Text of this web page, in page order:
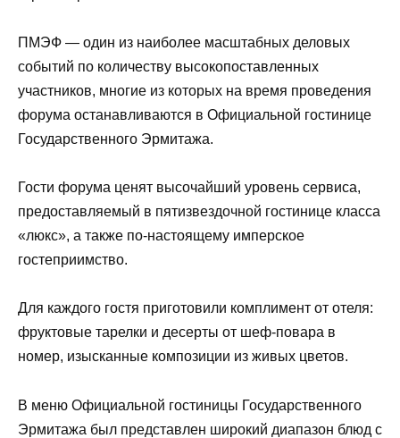
ПМЭФ — один из наиболее масштабных деловых
событий по количеству высокопоставленных
участников, многие из которых на время проведения
форума останавливаются в Официальной гостинице
Государственного Эрмитажа.
Гости форума ценят высочайший уровень сервиса,
предоставляемый в пятизвездочной гостинице класса
«люкс», а также по-настоящему имперское
гостеприимство.
Для каждого гостя приготовили комплимент от отеля:
фруктовые тарелки и десерты от шеф-повара в
номер, изысканные композиции из живых цветов.
В меню Официальной гостиницы Государственного
Эрмитажа был представлен широкий диапазон блюд с